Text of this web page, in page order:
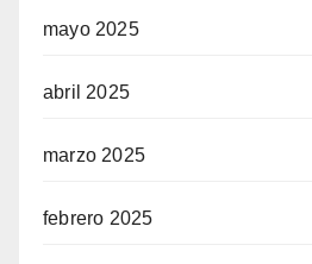
mayo 2025
abril 2025
marzo 2025
febrero 2025